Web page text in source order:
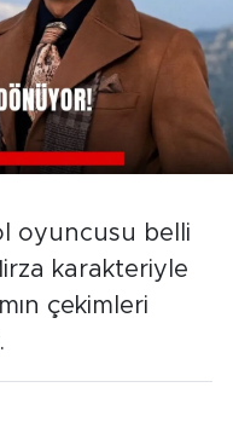
oyuncusu belli
karakteriyle
çekimleri